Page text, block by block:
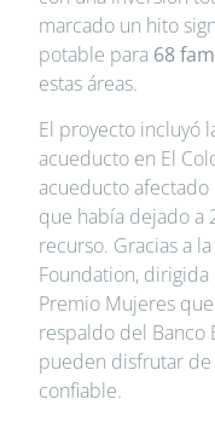
marcado un hito
potable para 68
estas áreas.
El proyecto incluyó
acueducto en El
acueducto
que había dejado a
recurso. Gracias a
Foundation, dirigida
Premio Mujeres
respaldo del Banco
pueden disfrutar de
confiable.